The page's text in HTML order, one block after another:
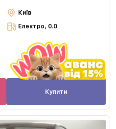
Київ
Електро, 0.0
Купити